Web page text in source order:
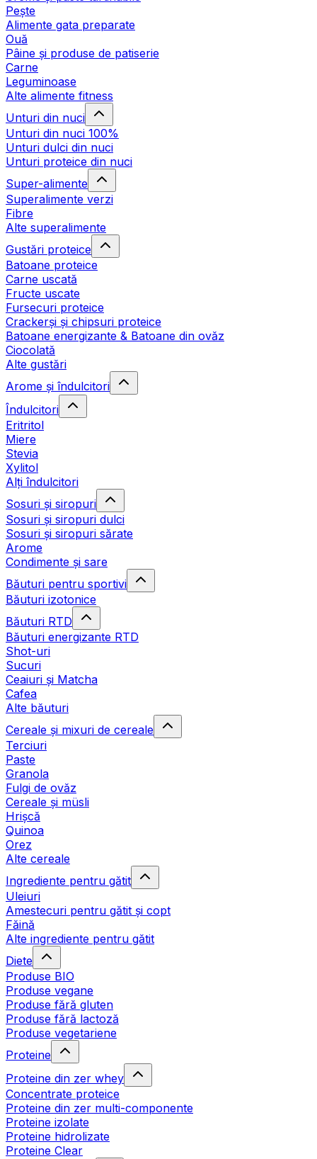
Pește
Alimente gata preparate
Ouă
Pâine și produse de patiserie
Carne
Leguminoase
Alte alimente fitness
Unturi din nuci
Unturi din nuci 100%
Unturi dulci din nuci
Unturi proteice din nuci
Super-alimente
Superalimente verzi
Fibre
Alte superalimente
Gustări proteice
Batoane proteice
Carne uscată
Fructe uscate
Fursecuri proteice
Crackerși și chipsuri proteice
Batoane energizante & Batoane din ovăz
Ciocolată
Alte gustări
Arome și îndulcitori
Îndulcitori
Eritritol
Miere
Stevia
Xylitol
Alți îndulcitori
Sosuri și siropuri
Sosuri și siropuri dulci
Sosuri și siropuri sărate
Arome
Condimente și sare
Băuturi pentru sportivi
Băuturi izotonice
Băuturi RTD
Băuturi energizante RTD
Shot-uri
Sucuri
Ceaiuri și Matcha
Cafea
Alte băuturi
Cereale și mixuri de cereale
Terciuri
Paste
Granola
Fulgi de ovăz
Cereale și müsli
Hrișcă
Quinoa
Orez
Alte cereale
Ingrediente pentru gătit
Uleiuri
Amestecuri pentru gătit și copt
Făină
Alte ingrediente pentru gătit
Diete
Produse BIO
Produse vegane
Produse fără gluten
Produse fără lactoză
Produse vegetariene
Proteine
Proteine din zer whey
Concentrate proteice
Proteine din zer multi-componente
Proteine izolate
Proteine hidrolizate
Proteine Clear